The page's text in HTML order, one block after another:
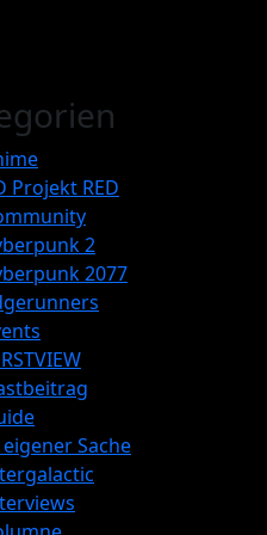
Projekt RED
2
2077
Sache